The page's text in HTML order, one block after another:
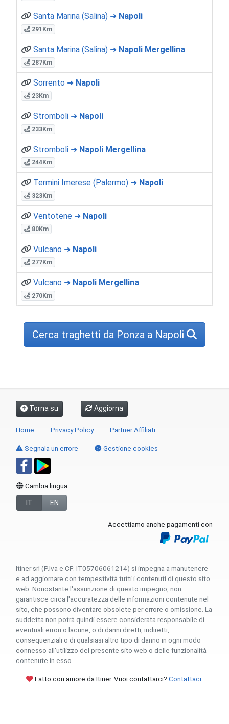
Santa Marina (Salina) ➜ Napoli
291Km
Santa Marina (Salina) ➜ Napoli Mergellina
287Km
Sorrento ➜ Napoli
23Km
Stromboli ➜ Napoli
233Km
Stromboli ➜ Napoli Mergellina
244Km
Termini Imerese (Palermo) ➜ Napoli
323Km
Ventotene ➜ Napoli
80Km
Vulcano ➜ Napoli
277Km
Vulcano ➜ Napoli Mergellina
270Km
Cerca traghetti da Ponza a Napoli
Torna su Aggiorna
Home Privacy Policy Partner Affiliati
Segnala un errore Gestione cookies
Cambia lingua:
IT EN
Accettiamo anche pagamenti con
Itiner srl (P.Iva e CF: IT05706061214) si impegna a manutenere
e ad aggiornare con tempestività tutti i contenuti di questo sito
web. Nonostante l'assunzione di questo impegno, non
garantisce circa l'accuratezza delle informazioni contenute nel
sito, che possono diventare obsolete per errore o omissione. La
suddetta non potrà quindi essere considerata responsabile di
eventuali errori o lacune, o di danni diretti, indiretti,
consequenziali o di qualsiasi altro tipo di danno in ogni modo
connesso all'utilizzo del presente sito web o delle funzionalità
contenute in esso.
Fatto con amore da Itiner. Vuoi contattarci? Contattaci